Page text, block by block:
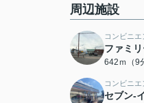
周辺施設
コンビニ
ファミ
642ｍ（9
コンビニ
セブン-